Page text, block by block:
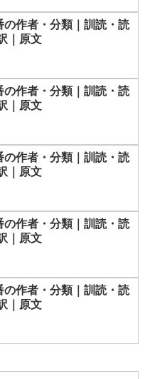
の作者・分類｜訓読・読
｜原文
の作者・分類｜訓読・読
｜原文
の作者・分類｜訓読・読
｜原文
の作者・分類｜訓読・読
｜原文
の作者・分類｜訓読・読
｜原文